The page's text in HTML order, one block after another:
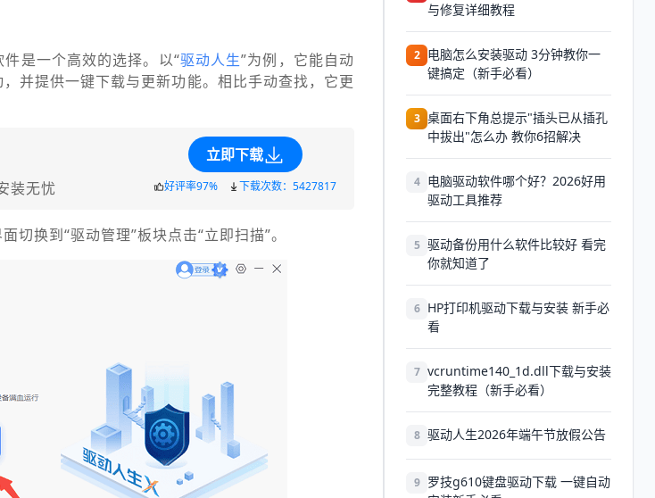
是一个高效的选择。以“驱动人生”为例，它能自动
并提供一键下载与更新功能。相比手动查找，它更
装无忧
立即下载
好评率97% 下载次数：5427817
切换到“驱动管理”板块点击“立即扫描”。
与修复详细教程
2 电脑怎么安装驱动 3分钟教你一
键搞定（新手必看）
3 桌面右下角总提示"插头已从插孔
中拔出"怎么办 教你6招解决
4 电脑驱动软件哪个好？2026好用
驱动工具推荐
5 驱动备份用什么软件比较好 看完
你就知道了
6 HP打印机驱动下载与安装 新手必
看
7 vcruntime140_1d.dll下载与安装
完整教程（新手必看）
8 驱动人生2026年端午节放假公告
9 罗技g610键盘驱动下载 一键自动